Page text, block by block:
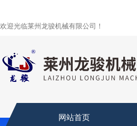
欢迎光临莱州龙骏机械有限公司！
网站首页